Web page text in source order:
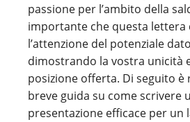
passione per l’ambito della
importante che questa lettera
l’attenzione del potenziale
dimostrando la vostra unicità
posizione offerta. Di seguito
breve guida su come scrivere
presentazione efficace per un